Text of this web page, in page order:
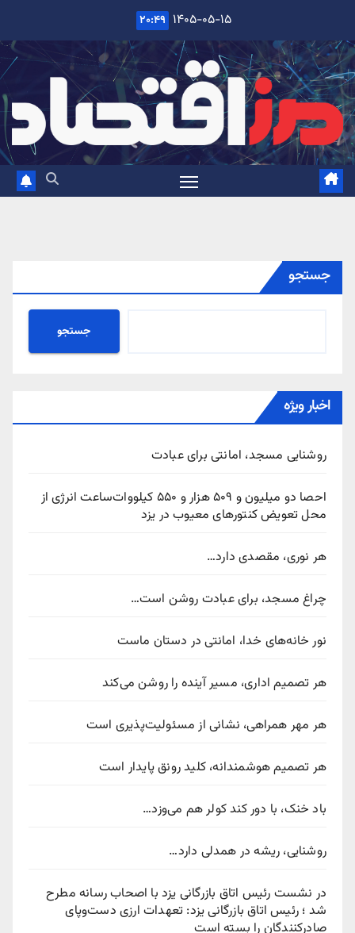
content
۱۴۰۵-۰۵-۱۵ ۲۰:۴۹
جستجو
جستجو
اخبار ویژه
روشنایی مسجد، امانتی برای عبادت
احصا دو میلیون و ۵۰۹ هزار و ۵۵۰ کیلووات‌ساعت انرژی از
محل تعویض کنتورهای معیوب در یزد
هر نوری، مقصدی دارد…
چراغ مسجد، برای عبادت روشن است…
نور خانه‌های خدا، امانتی در دستان ماست
هر تصمیم اداری، مسیر آینده را روشن می‌کند
هر مهر همراهی، نشانی از مسئولیت‌پذیری است
هر تصمیم هوشمندانه، کلید رونق پایدار است
باد خنک، با دور کند کولر هم می‌وزد…
روشنایی، ریشه در همدلی دارد…
در نشست رئیس اتاق بازرگانی یزد با اصحاب رسانه مطرح
شد ؛ رئیس اتاق بازرگانی یزد: تعهدات ارزی دست‌وپای
صادرکنندگان را بسته است